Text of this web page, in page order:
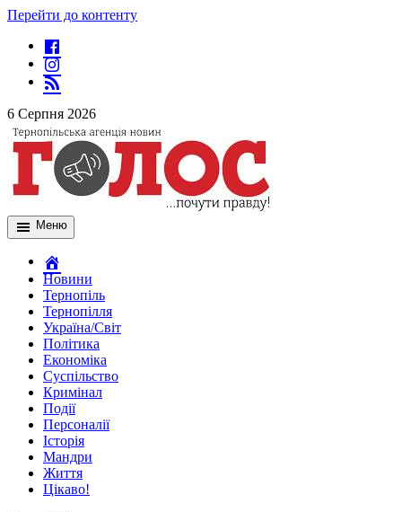
Перейти до контенту
6 Серпня 2026
Меню
Новини
Тернопіль
Тернопілля
Україна/Світ
Політика
Економіка
Суспільство
Кримінал
Події
Персоналії
Історія
Мандри
Життя
Цікаво!